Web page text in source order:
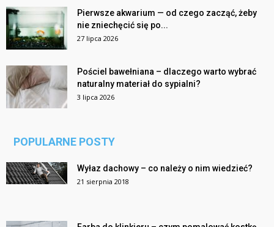
Pierwsze akwarium — od czego zacząć, żeby
nie zniechęcić się po...
27 lipca 2026
Pościel bawełniana – dlaczego warto wybrać
naturalny materiał do sypialni?
3 lipca 2026
POPULARNE POSTY
Wyłaz dachowy – co należy o nim wiedzieć?
21 sierpnia 2018